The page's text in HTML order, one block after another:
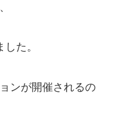
た。
ンが開催されるの